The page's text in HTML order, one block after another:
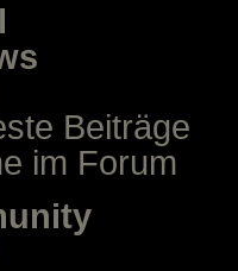
Beiträge
im Forum